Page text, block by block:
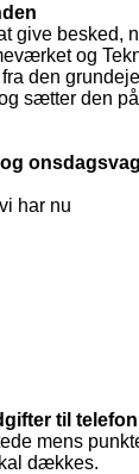
give besked,
og
den
sætter den
har nu
til
mens
dækkes.